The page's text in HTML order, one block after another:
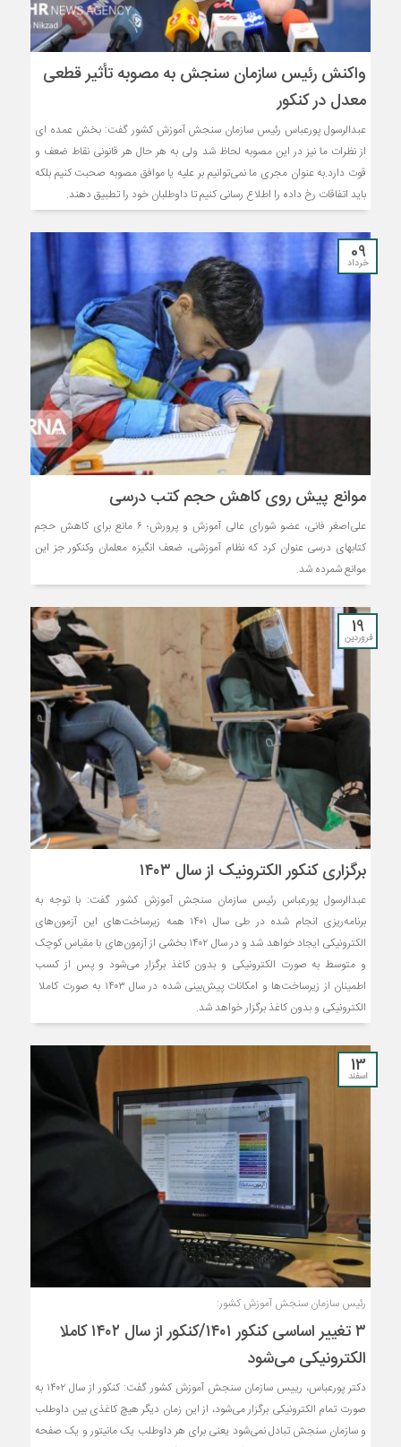
واکنش رئیس سازمان سنجش به مصوبه تأثیر قطعی
معدل در کنکور
عبدالرسول پورعباس رئیس سازمان سنجش آموزش کشور گفت: بخش عمده ای
از نظرات ما نیز در این مصوبه لحاظ شد ولی به هر حال هر قانونی نقاط ضعف و
قوت دارد.به عنوان مجری ما نمی‌توانیم بر علیه یا موافق مصوبه صحبت کنیم بلکه
باید اتفاقات رخ داده را اطلاع رسانی کنیم تا داوطلبان خود را تطبیق دهند.
09
خرداد
موانع پیش‌ روی کاهش حجم کتب درسی
علی‌اصغر فانی، عضو شورای عالی آموزش و پرورش؛ ۶ مانع برای کاهش حجم
کتابهای درسی عنوان کرد که نظام آموزشی، ضعف انگیزه معلمان وکنکور جز این
موانع شمرده شد.
19
فروردین
برگزاری کنکور الکترونیک از سال ۱۴۰۳
عبدالرسول پورعباس رئیس سازمان سنجش آموزش کشور گفت: با توجه به
برنامه‌ریزی انجام شده در طی سال ۱۴۰۱ همه زیرساخت‌های این آزمون‌های
الکترونیکی ایجاد خواهد شد و در سال ۱۴۰۲ بخشی از آزمون‌های با مقیاس کوچک
و متوسط به صورت الکترونیکی و بدون کاغذ برگزار می‌شود و پس از کسب
اطمینان از زیرساخت‌ها و امکانات پیش‌بینی شده در سال ۱۴۰۳ به صورت کاملا
الکترونیکی و بدون کاغذ برگزار خواهد شد.
13
اسفند
رئیس سازمان سنجش آموزش کشور:
۳ تغییر اساسی کنکور ۱۴۰۱/کنکور از سال ۱۴۰۲ کاملا
الکترونیکی می‌شود
دکتر پورعباس، رییس سازمان سنجش آموزش کشور گفت: کنکور از سال ۱۴۰۲ به
صورت تمام الکترونیکی برگزار می‌شود، از این زمان دیگر هیچ کاغذی بین داوطلب
و سازمان سنجش تبادل نمی‌شود یعنی برای هر داوطلب یک مانیتور و یک صفحه